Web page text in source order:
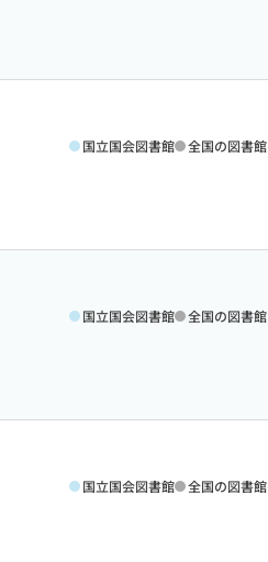
国立国会図書館 全国の図書館
国立国会図書館 全国の図書館
国立国会図書館 全国の図書館